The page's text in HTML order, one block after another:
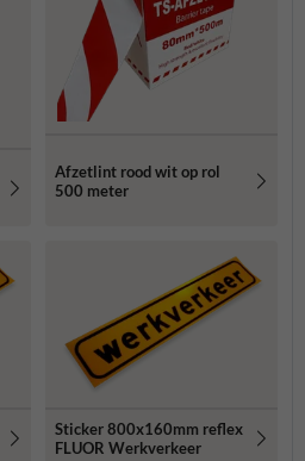
Afzetlint rood wit op rol
500 meter
Sticker 800x160mm reflex
FLUOR Werkverkeer